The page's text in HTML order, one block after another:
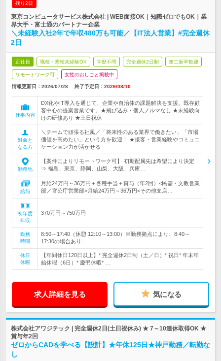
残り2日
東京コンピュータサービス株式会社 | WEB面接OK｜知識ゼロでもOK｜業
界大手・富士通のパートナー企業
＼未経験入社2年で年収480万も可能／【IT法人営業】#完全週休
2日
正社員 職種・業種未経験OK 学歴不問 完全週休2日制 第二新卒歓迎
リモートワーク可 女性のおしごと掲載中
情報更新日：2026/07/28 終了予定日： 2026/08/10
仕事内容
DX化やIT導入を通じて、企業や自治体の課題解決を支援。既存顧
客中心の提案営業です。★飛び込み・個人ノルマなし ★未経験向
けの研修あり ★土日祝休
対象と
なる方
＼チームで頑張る社風／「将来性のある業界で働きたい」「市場
価値を高めたい」という方を歓迎！ ★接客・営業経験やコミュニ
ケーション力が活かせる
勤務地
【案件によりリモートワーク可】 初期配属先は希望により決定
⇒ 福島、東京、静岡、山梨、大阪、兵庫…
給与
月給24万円～36万円＋各種手当＋賞与（年2回）<民需・文教営業
部／官公庁営業部>月給24万円～36万円<その他支店…
初年度
年収
370万円～750万円
勤務
時間
8:50～17:40（休憩 12:10～13:00）※勤務拠点により、8:40～
17:30の場合あり…
休日
休暇
【年間休日120日以上】* 完全週休2日制（土／日）* 祝日* 年末年
始休暇（6日）* 慶弔休暇* …
求人詳細を見る 気になる
株式会社アワジテック | 完全週休2日(土日祝休み) ★ 7～10連休取得OK ★
賞与年2回
ゼロからCADを学べる【設計】★年休125日★神戸勤務／転勤な
し